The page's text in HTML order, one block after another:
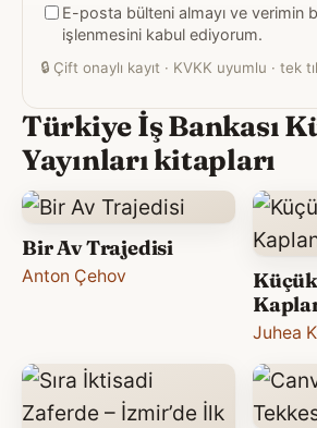
adresiniz
E-posta bülteni almayı ve verimin
işlenmesini kabul ediyorum.
🔒 Çift onaylı kayıt · KVKK uyumlu · tek
Türkiye İş Bankası
Yayınları kitapları
Bir Av Trajedisi
Anton Çehov
Juhea